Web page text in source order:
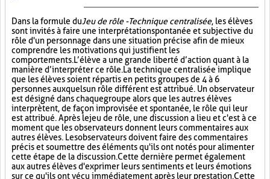
Dans la formule duJeu de rôle - Technique centralisée, les élèves
sont invités à faire une interprétation spontanée et subjective du
rôle d'un personnage dans une situation précise afin de mieux
comprendre les motivations qui justifient les
comportements. L’élève a une grande liberté d’action quant à la
manière d’interpréter ce rôle. La technique centralisée implique
que les élèves soient répartis en petits groupes de 4 à 6
personnes auxquels un rôle différent est attribué. Un observateur
est désigné dans chaque groupe alors que les autres élèves
interprètent, de façon improvisée et spontanée, le rôle qui leur
est attribué. Après le jeu de rôle, une discussion a lieu et c'est à ce
moment que les observateurs donnent leurs commentaires aux
autres élèves. Les observateurs doivent faire des commentaires
précis et soumettre des éléments qu'ils ont notés pour alimenter
cette étape de la discussion. Cette dernière permet également
aux autres élèves d'exprimer leurs sentiments et leurs émotions
sur ce qu'ils ont vécu immédiatement après leur prestation. Cette